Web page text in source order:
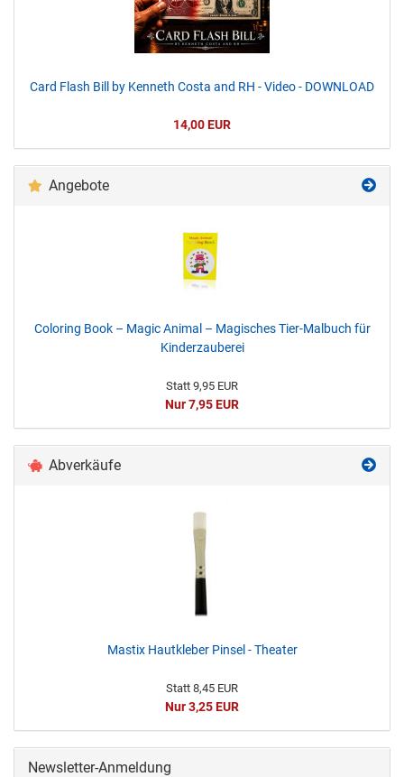
Card Flash Bill by Kenneth Costa and RH - Video - DOWNLOAD
14,00 EUR
Angebote
Coloring Book – Magic Animal – Magisches Tier-Malbuch für
Kinderzauberei
Statt 9,95 EUR
Nur 7,95 EUR
Abverkäufe
Mastix Hautkleber Pinsel - Theater
Statt 8,45 EUR
Nur 3,25 EUR
Newsletter-Anmeldung